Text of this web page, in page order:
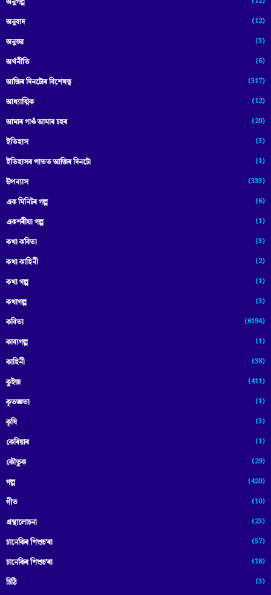
অনুবাদ (12)
অনুভৱ (3)
অৰ্থনীতি (6)
আজিৰ দিনটোৰ বিশেষত্ব (517)
আধ্যাত্মিক (12)
আমাৰ গাওঁ আমাৰ চহৰ (20)
ইতিহাস (3)
ইতিহাসৰ পাতত আজিৰ দিনটো (1)
উপন্যাস (333)
এক মিনিটৰ গল্প (6)
একশৰীয়া গল্প (1)
কথা কবিতা (3)
কথা কাহিনী (2)
কথা গল্প (1)
কথাগল্প (3)
কবিতা (6194)
কাব্যগল্প (1)
কাহিনী (38)
কুইজ (411)
কৃতজ্ঞতা (1)
কৃষি (3)
কেৰিয়াৰ (1)
কৌতুক (29)
গল্প (420)
গীত (10)
গ্ৰন্থালোচনা (23)
চানেকিৰ শিশুচ'ৰা (57)
চানেকিৰ শিশুচ’ৰা (18)
চিঠি (3)